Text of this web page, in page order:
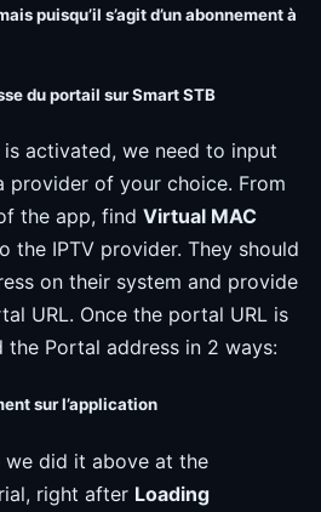
puisqu’il s’agit d’un abonnement à
du portail sur Smart STB
activated, we need to input
provider of your choice. From
the app, find Virtual MAC
the IPTV provider. They should
on their system and provide
URL. Once the portal URL is
the Portal address in 2 ways:
sur l’application
did it above at the
right after Loading